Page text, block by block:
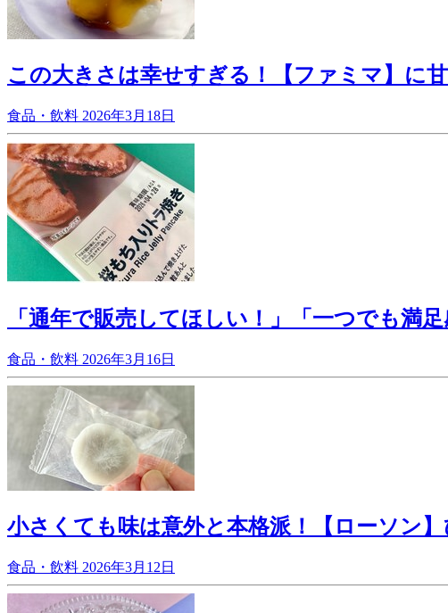
この大きさは幸せすぎる！【ファミマ】に
食品・飲料 2026年3月18日
「通年で販売してほしい！」「一つでも満
食品・飲料 2026年3月16日
小さくても味は意外と本格派！【ローソン
食品・飲料 2026年3月12日